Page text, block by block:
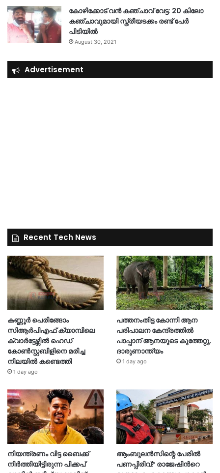
കോഴിക്കോട് വൻ കഞ്ചാവ് വേട്ട: 20 കിലോ
കഞ്ചാവുമായി സ്ത്രീയടക്കം രണ്ട് പേർ
പിടിയിൽ
August 30, 2021
Advertisement
Recent Tech News
കണ്ണൂർ പെരിങ്ങോം
സിആർപിഎഫ് ക്യാമ്പിലെ
ക്വാർട്ടേഴ്സിൽ ഹെഡ്
കോൺസ്റ്റബിളിനെ മരിച്ച
നിലയിൽ കണ്ടെത്തി
1 day ago
പത്തനംതിട്ട കോന്നി ആന
പരിപാലന കേന്ദ്രത്തിൽ
പാപ്പാന് ആനയുടെ കുത്തേറ്റു,
ദാരുണാന്ത്യം
1 day ago
നിയന്ത്രണം വിട്ട ബൈക്ക്
നിർത്തിയിട്ടിരുന്ന പിക്കപ്
ആംബുലൻസിന്റെ പേരിൽ
പണപ്പിരിവ്? രാജേഷിന്‍റെ